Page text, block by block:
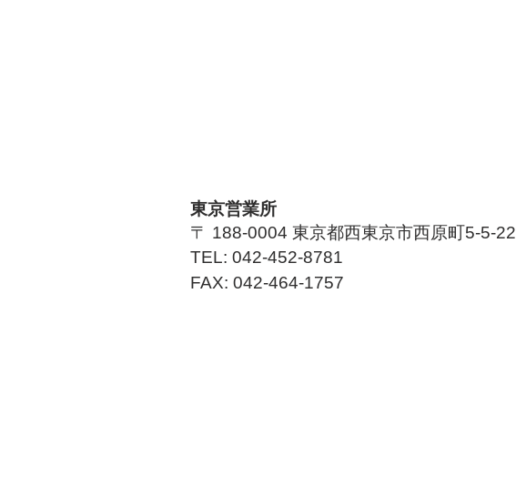
東京営業所
〒 188-0004 東京都西東京市西原町5-5-22
TEL: 042-452-8781
FAX: 042-464-1757